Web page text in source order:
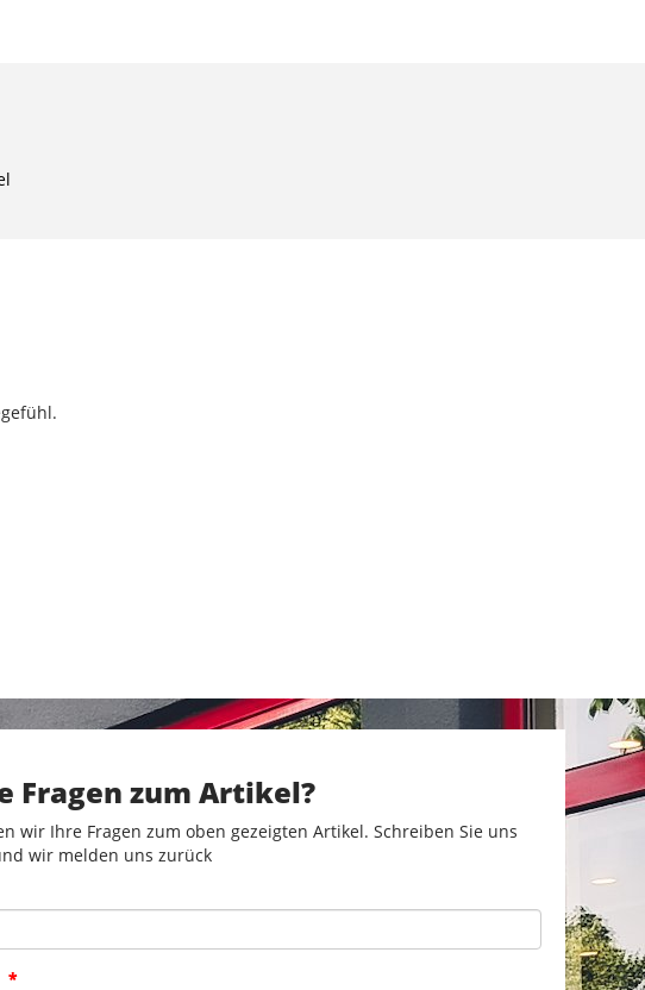
Fragen zum Artikel?
wir Ihre Fragen zum oben gezeigten Artikel. Schreiben Sie uns
wir melden uns zurück